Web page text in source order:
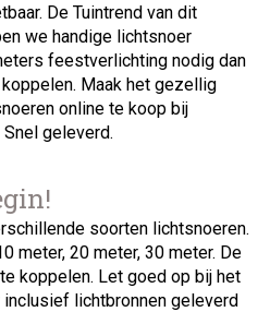
De Tuintrend van dit
we handige lichtsnoer
feestverlichting nodig dan
Maak het gezellig
online te koop bij
geleverd.
soorten lichtsnoeren.
meter, 20 meter, 30 meter. De
koppelen. Let goed op bij het
lichtbronnen geleverd